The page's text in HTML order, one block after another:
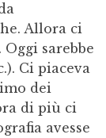
Allora ci
sarebbe
Ci piaceva
dei
di più ci
avesse